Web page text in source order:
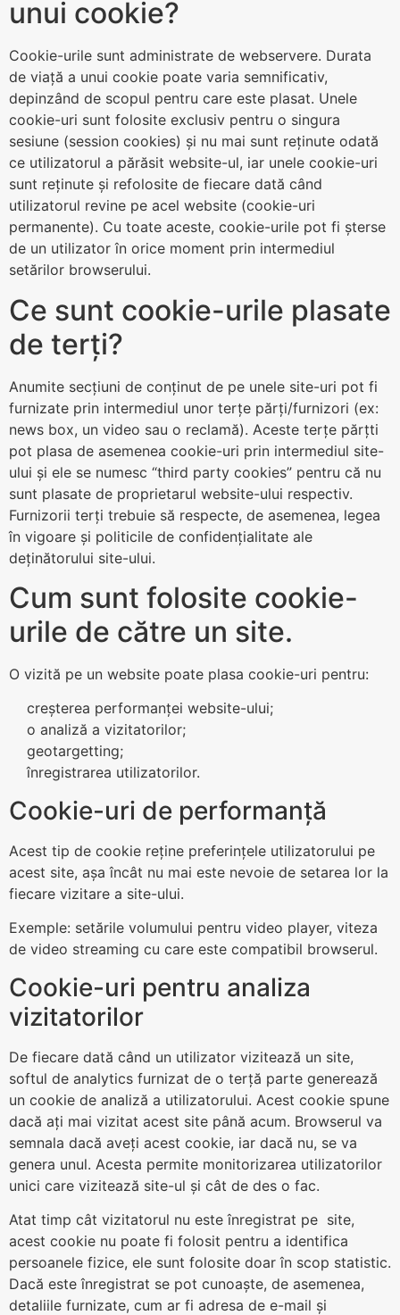
unui cookie?
Cookie-urile sunt administrate de webservere. Durata
de viață a unui cookie poate varia semnificativ,
depinzând de scopul pentru care este plasat. Unele
cookie-uri sunt folosite exclusiv pentru o singura
sesiune (session cookies) și nu mai sunt reținute odată
ce utilizatorul a părăsit website-ul, iar unele cookie-uri
sunt reținute și refolosite de fiecare dată când
utilizatorul revine pe acel website (cookie-uri
permanente). Cu toate aceste, cookie-urile pot fi șterse
de un utilizator în orice moment prin intermediul
setărilor browserului.
Ce sunt cookie-urile plasate
de terți?
Anumite secțiuni de conținut de pe unele site-uri pot fi
furnizate prin intermediul unor terțe părți/furnizori (ex:
news box, un video sau o reclamă). Aceste terțe părțti
pot plasa de asemenea cookie-uri prin intermediul site-
ului și ele se numesc “third party cookies” pentru că nu
sunt plasate de proprietarul website-ului respectiv.
Furnizorii terți trebuie să respecte, de asemenea, legea
în vigoare și politicile de confidențialitate ale
deținătorului site-ului.
Cum sunt folosite cookie-
urile de către un site.
O vizită pe un website poate plasa cookie-uri pentru:
creșterea performanței website-ului;
o analiză a vizitatorilor;
geotargetting;
înregistrarea utilizatorilor.
Cookie-uri de performanță
Acest tip de cookie reține preferințele utilizatorului pe
acest site, așa încât nu mai este nevoie de setarea lor la
fiecare vizitare a site-ului.
Exemple: setările volumului pentru video player, viteza
de video streaming cu care este compatibil browserul.
Cookie-uri pentru analiza
vizitatorilor
De fiecare dată când un utilizator vizitează un site,
softul de analytics furnizat de o terță parte generează
un cookie de analiză a utilizatorului. Acest cookie spune
dacă ați mai vizitat acest site până acum. Browserul va
semnala dacă aveți acest cookie, iar dacă nu, se va
genera unul. Acesta permite monitorizarea utilizatorilor
unici care vizitează site-ul și cât de des o fac.
Atat timp cât vizitatorul nu este înregistrat pe site,
acest cookie nu poate fi folosit pentru a identifica
persoanele fizice, ele sunt folosite doar în scop statistic.
Dacă este înregistrat se pot cunoaște, de asemenea,
detaliile furnizate, cum ar fi adresa de e-mail și